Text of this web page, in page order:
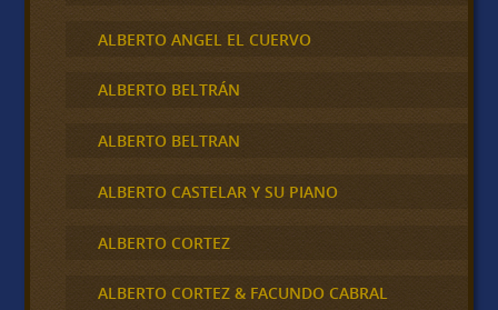
ALBERTO ANGEL EL CUERVO
ALBERTO BELTRÁN
ALBERTO BELTRAN
ALBERTO CASTELAR Y SU PIANO
ALBERTO CORTEZ
ALBERTO CORTEZ & FACUNDO CABRAL